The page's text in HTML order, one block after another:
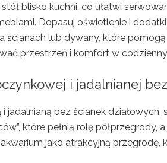
blisko kuchni, co ułatwi
Dopasuj oświetlenie i
ścianach lub dywany, które
przestrzeń i komfort w
i jadalnianej
bez ścianek działowych,
które pełnią rolę półprzegrody,
jako atrakcyjną